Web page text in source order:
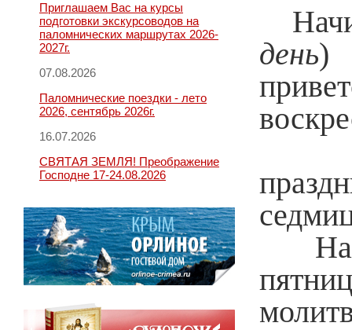
Приглашаем Вас на курсы
подготовки экскурсоводов на
паломнических маршрутах 2026-
2027г.
07.08.2026
Паломнические поездки - лето
2026, сентябрь 2026г.
16.07.2026
СВЯТАЯ ЗЕМЛЯ! Преображение
Господне 17-24.08.2026
день)
На